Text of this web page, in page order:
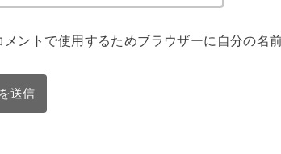
メントで使用するためブラウザーに自分の名